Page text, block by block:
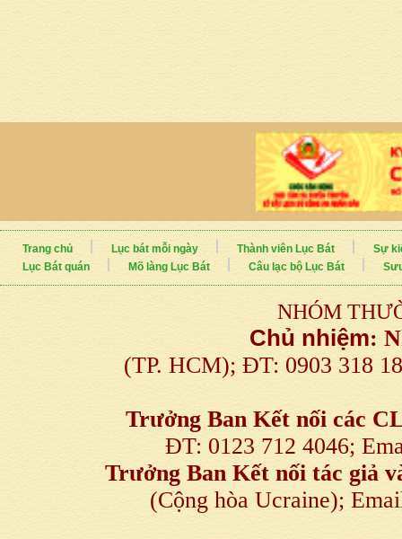
Trang chủ Lục bát mỗi ngày Thành viên Lục Bát
Sự
Lục Bát quán
Mõ làng Lục Bát Câu lạc bộ Lục Bát
NHÓM
Chủ nhiệm:
(TP. HCM); ĐT: 0903 318
Trưởng Ban Kết nối các
ĐT: 0123 712 4046;
Trưởng Ban Kết nối tác giả
(Cộng hòa Ucraine);